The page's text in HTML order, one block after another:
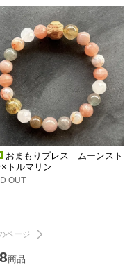
おまもりブレス ムーンスト
×トルマリン
OUT
ページ
商品